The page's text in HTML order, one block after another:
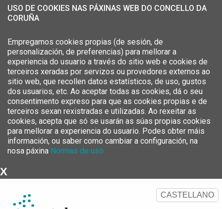
USO DE COOKIES NAS PÁXINAS WEB DO CONCELLO DA
CORUÑA
Empregamos cookies propias (de sesión, de
personalización, de preferencias) para mellorar a
experiencia do usuario a través do sitio web e cookies de
terceiros xeradas por servizos ou provedores externos ao
sitio web, que recollen datos estatísticos, de uso, gustos
dos usuarios, etc. Ao aceptar todas as cookies, dá o seu
consentimento expreso para que as cookies propias e de
terceiros sexan rexistradas e utilizadas. Ao rexeitar as
cookies, acepta que só se usarán as súas propias cookies
para mellorar a experiencia do usuario. Podes obter máis
información, ou saber como cambiar a configuración, na
nosa páxina Normas de uso
X
CASTELLANO